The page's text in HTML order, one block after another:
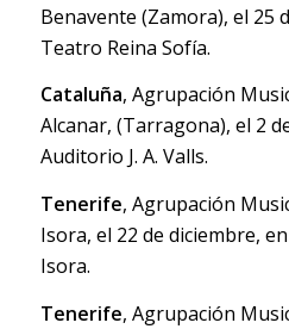
Benavente (Zamora), el 25
Teatro Reina Sofía.
Cataluña, Agrupación
Alcanar, (Tarragona), el 2
Auditorio J. A. Valls.
Tenerife, Agrupación
Isora, el 22 de diciembre,
Isora.
Tenerife, Agrupación